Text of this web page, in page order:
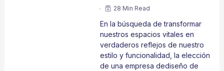
28 Min Read
En la búsqueda de transformar
nuestros espacios vitales en
verdaderos reflejos de nuestro
estilo y funcionalidad, la elección
de una empresa dediseño de